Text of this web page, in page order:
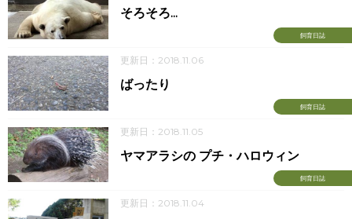
飼育日誌
そろそろ...
更新日：2018.11.06
飼育日誌
ばったり
更新日：2018.11.05
飼育日誌
ヤマアラシの プチ・ハロウィン
更新日：2018.11.04